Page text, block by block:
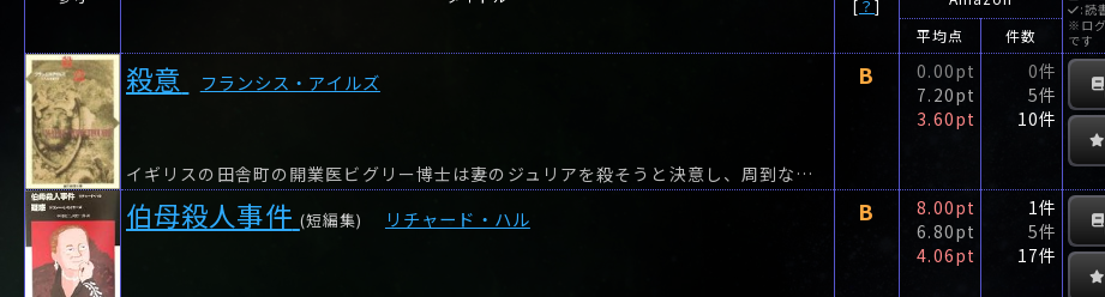
ら行
ら り る れ
ろ
わ行
わ
ラ行
ラ リ ル レ
[ ？]
:読
※ロ
です
平均点 件数
殺意 フランシス・アイルズ
イギリスの田舎町の開業医ビグリー博士は妻のジュリアを殺そうと決意し、周到な計画のもとに犯行へと移った。
B
0.00pt
7.20pt
3.60pt
0件
5件
10件
伯母殺人事件 (短編集) リチャード・ハル B
8.00pt
6.80pt
4.06pt
1件
5件
17件